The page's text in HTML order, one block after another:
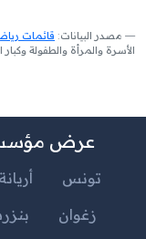
مصدر البيانات: قائمات
الأسرة والمرأة والطفولة وكبار السن بتاريخ 2026/
عرض
تونس أريانة
زغوان